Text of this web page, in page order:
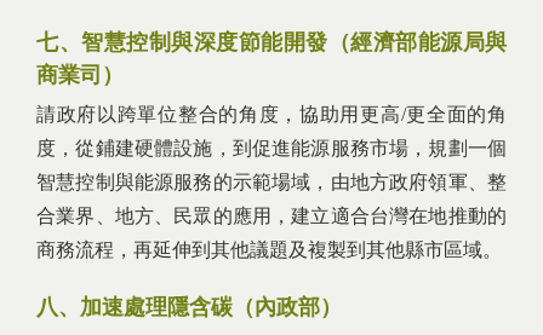
七、智慧控制與深度節能開發（經濟部能源局與
商業司）
請政府以跨單位整合的角度，協助用更高/更全面的角
度，從鋪建硬體設施，到促進能源服務市場，規劃一個
智慧控制與能源服務的示範場域，由地方政府領軍、整
合業界、地方、民眾的應用，建立適合台灣在地推動的
商務流程，再延伸到其他議題及複製到其他縣市區域。
八、加速處理隱含碳（內政部）